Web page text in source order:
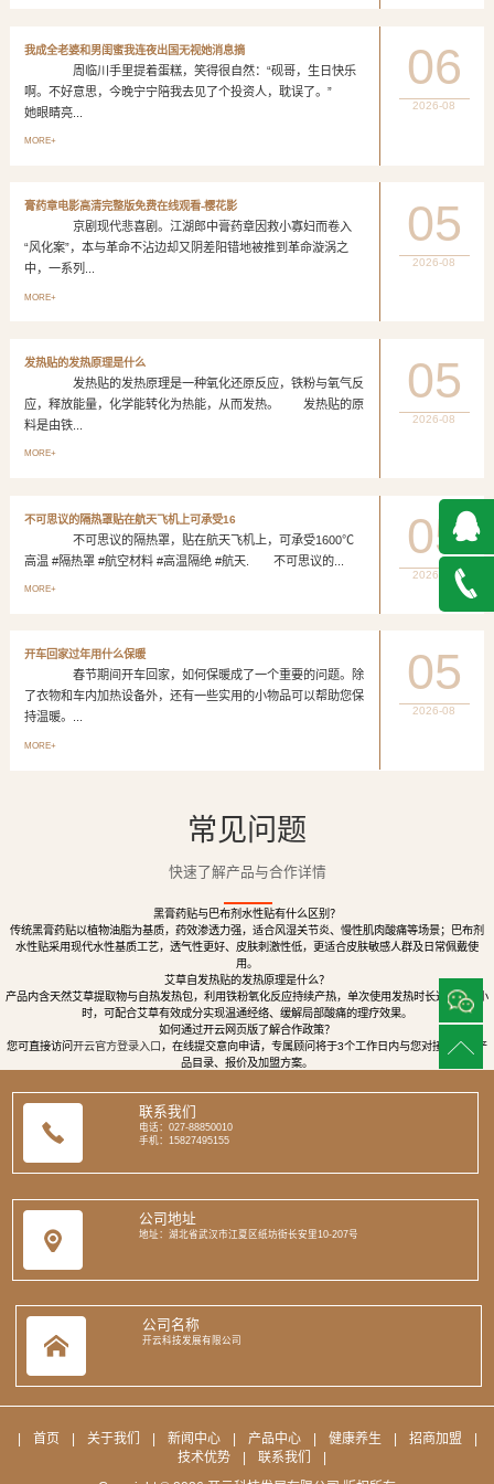
我成全老婆和男闺蜜我连夜出国无视她消息摘
周临川手里提着蛋糕，笑得很自然：“砚哥，生日快乐
啊。不好意思，今晚宁宁陪我去见了个投资人，耽误了。”
她眼睛亮...
MORE+
06
2026-08
膏药章电影高清完整版免费在线观看-樱花影
京剧现代悲喜剧。江湖郎中膏药章因救小寡妇而卷入
“风化案”，本与革命不沾边却又阴差阳错地被推到革命漩涡之
中，一系列...
MORE+
05
2026-08
发热贴的发热原理是什么
发热贴的发热原理是一种氧化还原反应，铁粉与氧气反
应，释放能量，化学能转化为热能，从而发热。 发热贴的原
料是由铁...
MORE+
05
2026-08
不可思议的隔热罩贴在航天飞机上可承受16
不可思议的隔热罩，贴在航天飞机上，可承受1600℃
高温 #隔热罩 #航空材料 #高温隔绝 #航天. 不可思议的...
MORE+
05
2026-08
开车回家过年用什么保暖
春节期间开车回家，如何保暖成了一个重要的问题。除
了衣物和车内加热设备外，还有一些实用的小物品可以帮助您保
持温暖。...
MORE+
05
2026-08
常见问题
快速了解产品与合作详情
黑膏药贴与巴布剂水性贴有什么区别？
传统黑膏药贴以植物油脂为基质，药效渗透力强，适合风湿关节炎、慢性肌肉酸痛等场景；巴布剂
水性贴采用现代水性基质工艺，透气性更好、皮肤刺激性低，更适合皮肤敏感人群及日常佩戴使
用。
艾草自发热贴的发热原理是什么？
产品内含天然艾草提取物与自热发热包，利用铁粉氧化反应持续产热，单次使用发热时长达8至12小
时，可配合艾草有效成分实现温通经络、缓解局部酸痛的理疗效果。
如何通过开云网页版了解合作政策？
您可直接访问 开云官方登录入口，在线提交意向申请，专属顾问将于3个工作日内与您对接，提供产
品目录、报价及加盟方案。
联系我们
电话：027-88850010
手机：15827495155
公司地址
地址：湖北省武汉市江夏区纸坊街长安里10-207号
公司名称
开云科技发展有限公司
首页 关于我们 新闻中心 产品中心 健康养生 招商加盟
技术优势
联系我们
QQ在